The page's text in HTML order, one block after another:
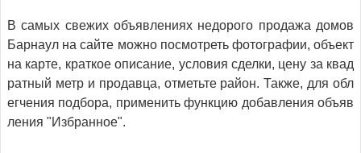
В самых свежих объявлениях недорого продажа домов
Барнаул на сайте можно посмотреть фотографии, объект
на карте, краткое описание, условия сделки, цену за квад
ратный метр и продавца, отметьте район. Также, для обл
егчения подбора, применить функцию добавления объяв
ления "Избранное".